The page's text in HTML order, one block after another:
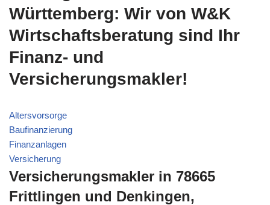
Württemberg: Wir von W&K
Wirtschaftsberatung sind Ihr
Finanz- und
Versicherungsmakler!
Altersvorsorge
Baufinanzierung
Finanzanlagen
Versicherung
Versicherungsmakler in 78665
Frittlingen und Denkingen,